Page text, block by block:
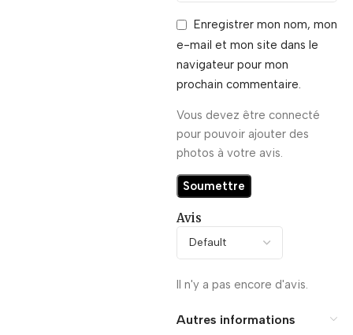
Avis
Il n'y a pas encore d'avis.
Enregistrer mon nom, mon
e-mail et mon site dans le
navigateur pour mon
prochain commentaire.
Vous devez être connecté
pour pouvoir ajouter des
photos à votre avis.
Autres informations